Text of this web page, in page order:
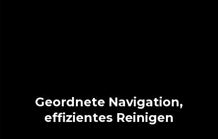
Geordnete Navigation,
effizientes Reinigen